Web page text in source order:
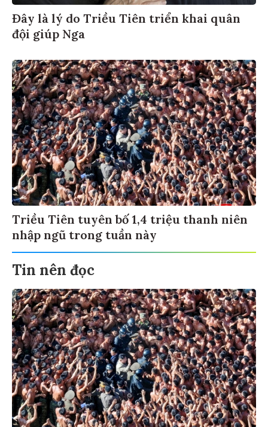
Đây là lý do Triều Tiên triển khai quân
đội giúp Nga
Triều Tiên tuyên bố 1,4 triệu thanh niên
nhập ngũ trong tuần này
Tin nên đọc